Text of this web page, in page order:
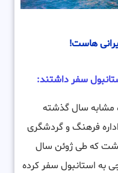
هاست!
سفر داشتند:
ماه مشابه سال گذشته
رسید.اداره فرهنگ و گردشگری
گشت که طی ژوئن سال
خارجی به استانبول سفر کرده